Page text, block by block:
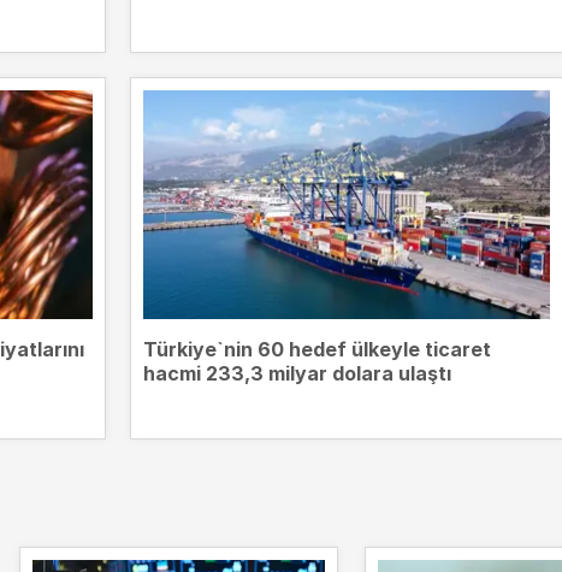
Türkiye`nin 60 hedef ülkeyle ticaret
hacmi 233,3 milyar dolara ulaştı